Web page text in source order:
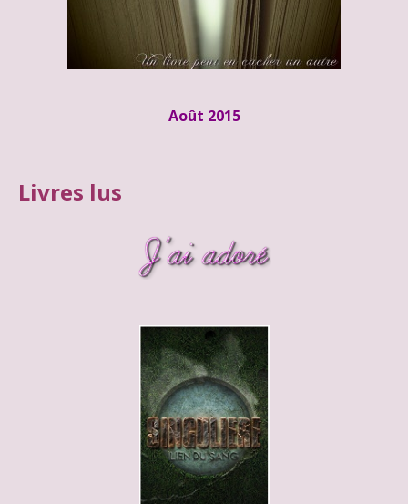
Août 2015
Livres lus